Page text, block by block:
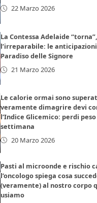
22 Marzo 2026
La Contessa Adelaide
l’irreparabile: le
Paradiso delle Signore
21 Marzo 2026
Le calorie ormai sono
veramente dimagrire devi
l’Indice Glicemico: perdi peso
settimana
20 Marzo 2026
Pasti al microonde e rischio
l’oncologo spiega cosa
(veramente) al nostro corpo
usiamo